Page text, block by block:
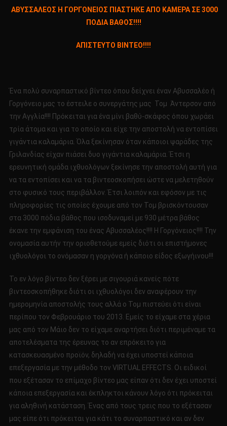
3000
ΠΟΔΙΑ
ΒΑΘΟΣ!!!!
ΒΙΝΤΕΟ!!!!
ΑΒΥΣΣΑΛΕΟΣ Η ΓΟΡΓΟΝΕΙΟΣ ΠΙΑΣΤΗΚΕ ΑΠΟ ΚΑΜΕΡΑ ΣΕ 3000
ΠΟΔΙΑ ΒΑΘΟΣ!!!!
AΠΙΣΤΕΥΤΟ ΒΙΝΤΕΟ!!!!
Ένα πολύ συναρπαστικό βίντεο όπου δείχνει έναν Αβυσσαλέο ή
Γοργόνειο μας το έστειλε ο συνεργάτης μας Τομ Άντερσον από
την Αγγλία!!!! Πρόκειται για ένα μίνι βαθύ-σκάφος όπου χωράει
τρία άτομα και για το οποίο και είχε την αποστολή να εντοπίσει
γιγάντια καλαμάρια. Όλα ξεκίνησαν όταν κάποιοι ψαράδες της
Γριλανδίας είχαν πιάσει δυο γιγάντια καλαμάρια. Έτσι η
ερευνητική ομάδα ιχθυολόγων ξεκίνησε την αποστολή αυτή για
να τα εντοπίσει και να τα βιντεοσκοπήσει ώστε να μελετηθούν
στο φυσικό τους περιβάλλον. Έτσι λοιπόν και εφόσον με τις
πληροφορίες τις οποίες έχουμε από τον Τομ βρισκόντουσαν
στα 3000 πόδια βάθος που ισοδυναμεί με 930 μέτρα βάθος
έκανε την εμφάνιση του ένας Αβυσσαλέος!!!! Η Γοργόνειος!!!! Την
ονομασία αυτήν την οριοθετούμε εμείς διότι οι επιστήμονες
ιχθυολόγοι το ονόμασαν η γοργόνα ή κάποιο είδος εξωγήινου!!!
Το εν λόγο βίντεο δεν ξέρει με σιγουριά κανείς πότε
βιντεοσκοπήθηκε διότι οι ιχθυολόγοι δεν αναφέρουν την
ημερομηνία αποστολής τους αλλά ο Τομ πιστεύει ότι είναι
περίπου τον Φεβρουάριο του 2013. Εμείς το είχαμε στα χέρια
μας από τον Μάιο δεν το είχαμε αναρτήσει διότι περιμέναμε τα
αποτελέσματα της έρευνας το αν επρόκειτο για
κατασκευασμένο προϊόν, δηλαδή να έχει υποστεί κάποια
επεξεργασία με την μέθοδο τον VIRTUAL EFFECTS. Oι ειδικοί
που εξέτασαν το επίμαχο βίντεο μας είπαν ότι δεν έχει υποστεί
κάποια επεξεργασία και έκπληκτοι κάνουν λόγο ότι πρόκειται
για αληθινή κατάσταση. Ένας από τους τρεις που το εξέτασαν
μας είπε ότι πρόκειται για κάτι το συναρπαστικό και αν δεν